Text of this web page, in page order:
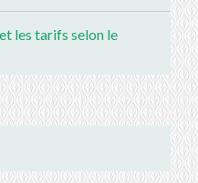
les tarifs selon le